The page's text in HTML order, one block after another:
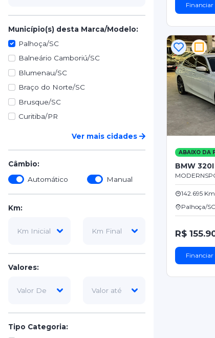
Município(s) desta Marca/Modelo:
Palhoça/SC
Balneário Camboriú/SC
Blumenau/SC
Braço do Norte/SC
Brusque/SC
Curitiba/PR
Ver mais cidades
Câmbio:
Automático
Manual
Km:
Valores:
Tipo Categoria:
Financiar
ABAIXO DA
BMW 320I
142.695 Km
Palhoça/SC
R$
Financiar